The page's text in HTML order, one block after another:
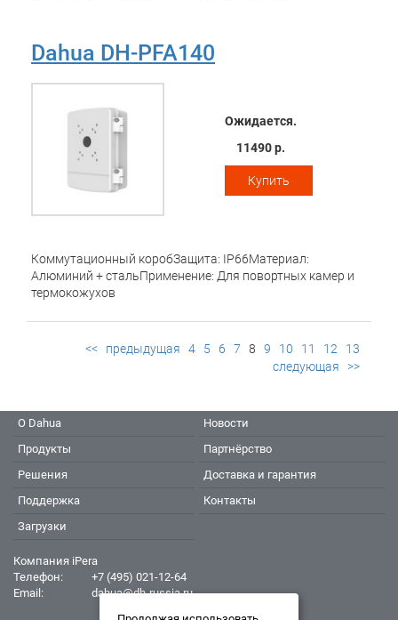
Dahua DH-PFA140
Коммутационный коробЗащита: IP66Материал:
Алюминий + стальПрименение: Для повортных камер и
термокожухов
Ожидается.
11490 р.
Купить
<< предыдущая 4 5 6 7 8 9 10 11 12
13
следующая
>>
О Dahua
Продукты
Решения
Поддержка
Загрузки
Новости
Партнёрство
Доставка и гарантия
Контакты
Компания iPera
Телефон:
+7 (495) 021-12-64
Email:
dahua@dh-russia.ru